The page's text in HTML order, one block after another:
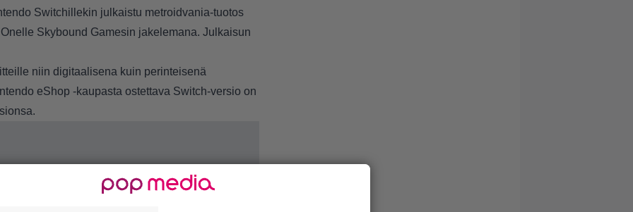
Switchillekin julkaistu metroidvania-tuotos
Skybound Gamesin jakelemana. Julkaisun
niin digitaalisena kuin perinteisenä
eShop -kaupasta ostettava Switch-versio on